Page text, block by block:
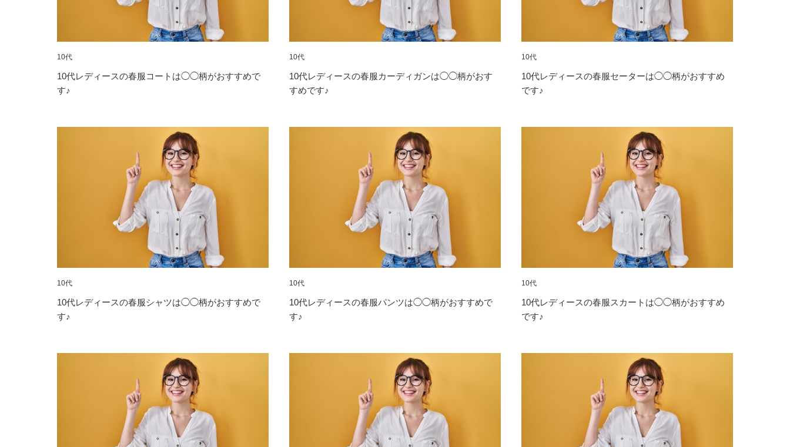
10代
10代レディースの春服コートは◯◯柄がおすすめで
す♪
10代
10代レディースの春服カーディガンは◯◯柄がおす
すめです♪
10代
10代レディースの春服セーターは◯◯柄がおすすめ
です♪
10代
10代レディースの春服シャツは◯◯柄がおすすめで
す♪
10代
10代レディースの春服パンツは◯◯柄がおすすめで
す♪
10代
10代レディースの春服スカートは◯◯柄がおすすめ
です♪